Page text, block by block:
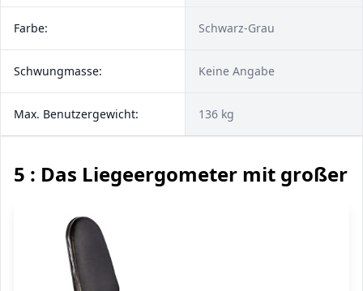
Farbe: Schwarz-Grau
Schwungmasse: Keine Angabe
Max. Benutzergewicht: 136 kg
5 : Das Liegeergometer mit großer